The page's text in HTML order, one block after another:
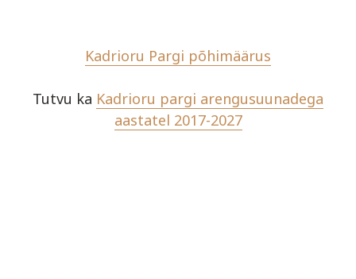
Kadrioru Pargi põhimäärus
Tutvu ka Kadrioru pargi arengusuunadega
aastatel 2017-2027